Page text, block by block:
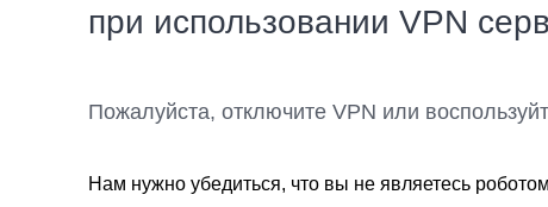
при использовании VPN
Пожалуйста, отключите VPN или
Нам нужно убедиться, что вы не являетесь роботом